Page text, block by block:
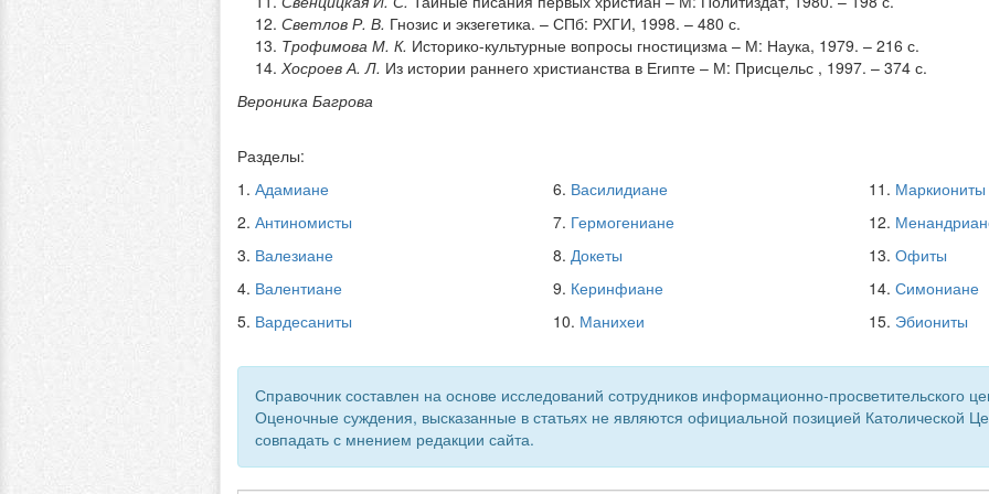
Светлов Р. В. Гнозис и экзегетика. – СПб: РХГИ, 1998. – 480 с.
Трофимова М. К. Историко-культурные вопросы гностицизма – М: Наука, 1979. – 216 с.
Хосроев А. Л. Из истории раннего христианства в Египте – М: Присцельс , 1997. – 374 с.
Вероника Багрова
Разделы:
1. Адамиане
2. Антиномисты
3. Валезиане
4. Валентиане
5. Вардесаниты
6. Василидиане
7. Гермогениане
8. Докеты
9. Керинфиане
10. Манихеи
11. Маркиониты
12.
13. Офиты
14. Симониане
15. Эбиониты
Справочник составлен на основе исследований сотрудников информационно-просветительского
Оценочные суждения, высказанные в статьях не являются официальной позицией Католической
совпадать с мнением редакции сайта.